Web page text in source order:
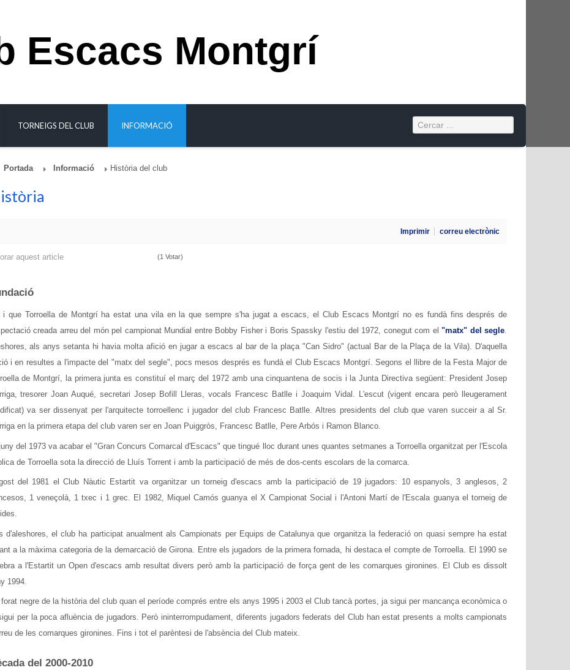
TORNEIGS DEL CLUB INFORMACIÓ
Escacs Montgrí
Portada Informació Història del club
Imprimir correu electrònic
aquest article (1 Votar)
i que Torroella de Montgrí ha estat una vila en la que sempre s'ha jugat a escacs, el Club Escacs Montgrí no es fundà fins després de
creada arreu del món pel campionat Mundial entre Bobby Fisher i Boris Spassky l'estiu del 1972, conegut com el"matx" del segle.
als anys setanta hi havia molta afició en jugar a escacs al bar de la plaça "Can Sidro" (actual Bar de la Plaça de la Vila). D'aquella
i en resultes a l'impacte del "matx del segle", pocs mesos després es fundà el Club Escacs Montgrí. Segons el llibre de la Festa Major de
de Montgrí, la primera junta es constituí el març del 1972 amb una cinquantena de socis i la Junta Directiva següent: President Josep
tresorer Joan Auqué, secretari Josep Bofill Lleras, vocals Francesc Batlle i Joaquim Vidal. L'escut (vigent encara però lleugerament
va ser dissenyat per l'arquitecte torroellenc i jugador del club Francesc Batlle. Altres presidents del club que varen succeir a al Sr.
en la primera etapa del club varen ser en Joan Puiggròs, Francesc Batlle, Pere Arbós i Ramon Blanco.
del 1973 va acabar el "Gran Concurs Comarcal d'Escacs" que tingué lloc durant unes quantes setmanes a Torroella organitzat per l'Escola
de Torroella sota la direcció de Lluís Torrent i amb la participació de més de dos-cents escolars de la comarca.
del 1981 el Club Nàutic Estartit va organitzar un torneig d'escacs amb la participació de 19 jugadors: 10 espanyols, 3 anglesos, 2
1 veneçolà, 1 txec i 1 grec. El 1982, Miquel Camós guanya el X Campionat Social i l'Antoni Martí de l'Escala guanya el torneig de
d'aleshores, el club ha participat anualment als Campionats per Equips de Catalunya que organitza la federació on quasi sempre ha estat
a la màxima categoria de la demarcació de Girona. Entre els jugadors de la primera fornada, hi destaca el compte de Torroella. El 1990 se
a l'Estartit un Open d'escacs amb resultat divers però amb la participació de força gent de les comarques gironines. El Club es dissolt
1994.
forat negre de la història del club quan el període comprés entre els anys 1995 i 2003 el Club tancà portes, ja sigui per mancança econòmica o
per la poca afluència de jugadors. Però ininterrompudament, diferents jugadors federats del Club han estat presents a molts campionats
de les comarques gironines. Fins i tot el parèntesi de l'absència del Club mateix.
del 2000-2010